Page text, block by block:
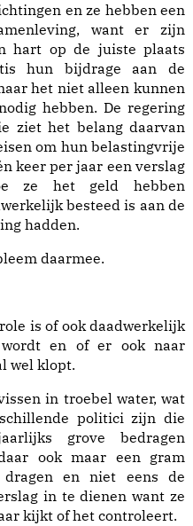
en ze hebben een
want er zijn
hart op de juiste plaats
hun bijdrage aan de
het niet alleen kunnen
hebben. De regering
ziet het belang daarvan
om hun belastingvrije
keer per jaar een verslag
ze het geld hebben
besteed is aan de
hadden.
daarmee.
is of ook daadwerkelijk
wordt en of er ook naar
wel klopt.
in troebel water, wat
politici zijn die
grove bedragen
ook maar een gram
en niet eens de
in te dienen want ze
kijkt of het controleert.